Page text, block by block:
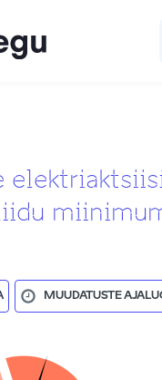
MUUDATUSTE